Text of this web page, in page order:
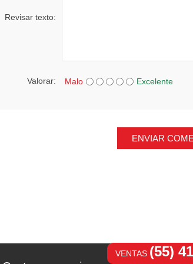
Revisar texto:
Valorar: Malo Excelente
ENVIAR
VENTAS (55)